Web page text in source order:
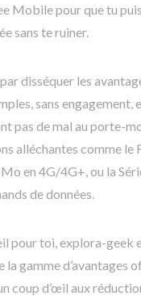
Mobile pour que tu
sans te ruiner.
disséquer les
sans engagement,
pas de mal au porte-
alléchantes comme le
Mo en 4G/4G+, ou la
de données.
pour toi, explora-geek
gamme d’avantages
coup d’œil aux